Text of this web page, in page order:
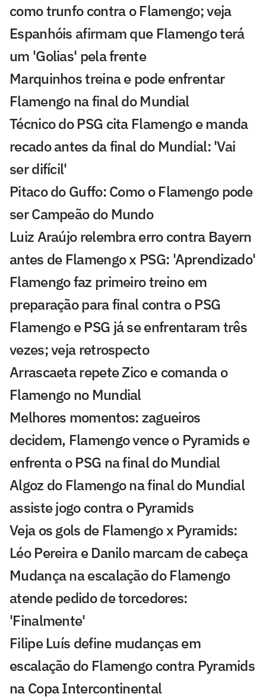
como trunfo contra o Flamengo; veja
Espanhóis afirmam que Flamengo terá
um 'Golias' pela frente
Marquinhos treina e pode enfrentar
Flamengo na final do Mundial
Técnico do PSG cita Flamengo e manda
recado antes da final do Mundial: 'Vai
ser difícil'
Pitaco do Guffo: Como o Flamengo pode
ser Campeão do Mundo
Luiz Araújo relembra erro contra Bayern
antes de Flamengo x PSG: 'Aprendizado'
Flamengo faz primeiro treino em
preparação para final contra o PSG
Flamengo e PSG já se enfrentaram três
vezes; veja retrospecto
Arrascaeta repete Zico e comanda o
Flamengo no Mundial
Melhores momentos: zagueiros
decidem, Flamengo vence o Pyramids e
enfrenta o PSG na final do Mundial
Algoz do Flamengo na final do Mundial
assiste jogo contra o Pyramids
Veja os gols de Flamengo x Pyramids:
Léo Pereira e Danilo marcam de cabeça
Mudança na escalação do Flamengo
atende pedido de torcedores:
'Finalmente'
Filipe Luís define mudanças em
escalação do Flamengo contra Pyramids
na Copa Intercontinental